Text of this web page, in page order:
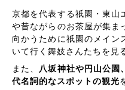
京都を代表する祇園・東山
や昔ながらのお茶屋が集ま
向かうために祇園のメイン
いて行く舞妓さんたちを見
また、
八坂神社や円山公園
代名詞的なスポットの観光